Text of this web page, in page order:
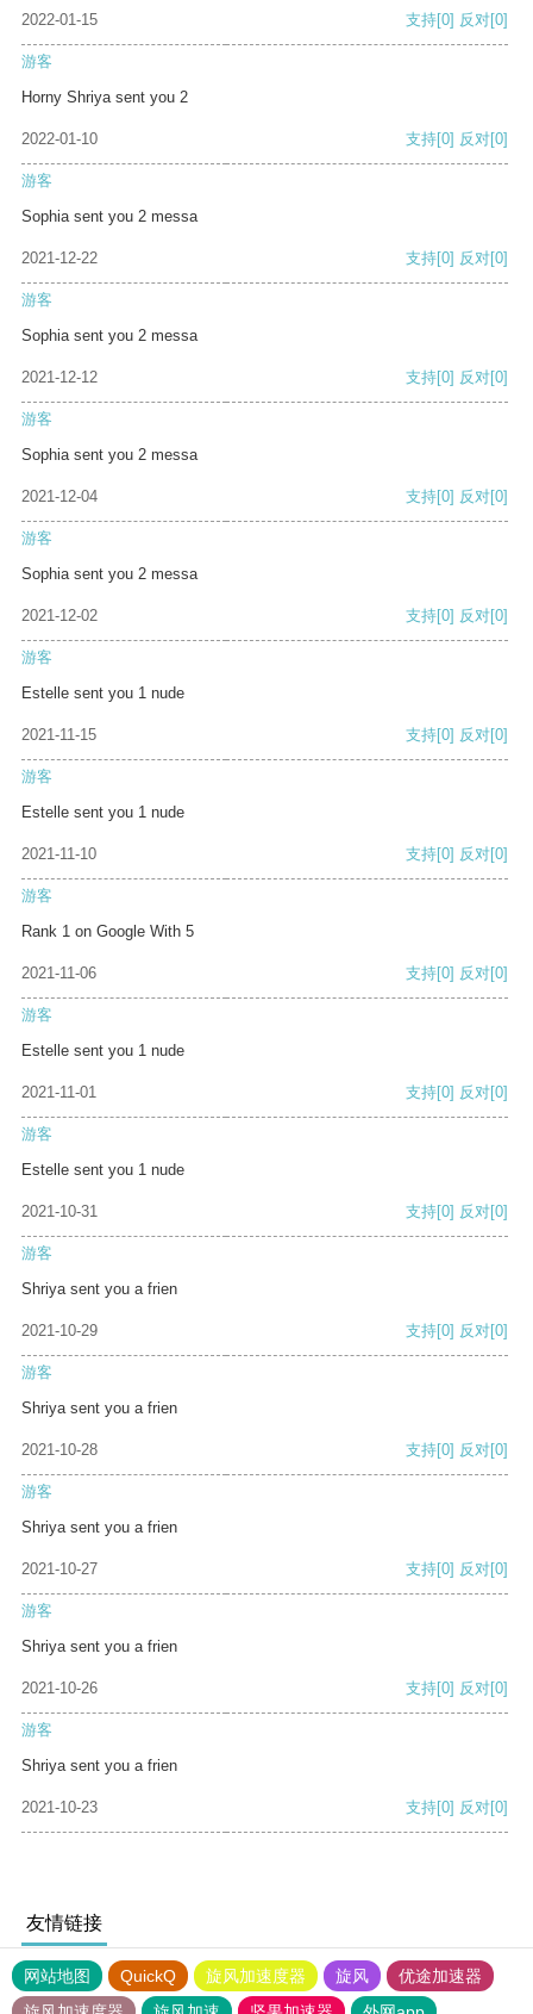
2022-01-15 支持[0] 反对[0]
游客
Horny Shriya sent you 2
2022-01-10 支持[0] 反对[0]
游客
Sophia sent you 2 messa
2021-12-22 支持[0] 反对[0]
游客
Sophia sent you 2 messa
2021-12-12 支持[0] 反对[0]
游客
Sophia sent you 2 messa
2021-12-04 支持[0] 反对[0]
游客
Sophia sent you 2 messa
2021-12-02 支持[0] 反对[0]
游客
Estelle sent you 1 nude
2021-11-15 支持[0] 反对[0]
游客
Estelle sent you 1 nude
2021-11-10 支持[0] 反对[0]
游客
Rank 1 on Google With 5
2021-11-06 支持[0] 反对[0]
游客
Estelle sent you 1 nude
2021-11-01 支持[0] 反对[0]
游客
Estelle sent you 1 nude
2021-10-31 支持[0] 反对[0]
游客
Shriya sent you a frien
2021-10-29 支持[0] 反对[0]
游客
Shriya sent you a frien
2021-10-28 支持[0] 反对[0]
游客
Shriya sent you a frien
2021-10-27 支持[0] 反对[0]
游客
Shriya sent you a frien
2021-10-26 支持[0] 反对[0]
游客
Shriya sent you a frien
2021-10-23 支持[0] 反对[0]
友情链接
网站地图 QuickQ 旋风加速度器 旋风
优途加速器